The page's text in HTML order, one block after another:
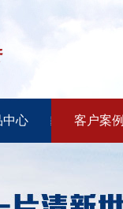
中心 客户案例